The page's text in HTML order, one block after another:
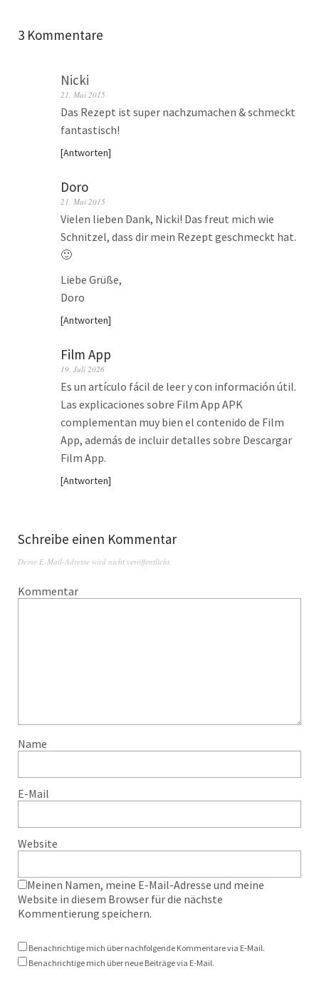
3 Kommentare
Nicki
21. Mai 2015
Das Rezept ist super nachzumachen & schmeckt
fantastisch!
Antworten
Doro
21. Mai 2015
Vielen lieben Dank, Nicki! Das freut mich wie
Schnitzel, dass dir mein Rezept geschmeckt hat.
🙂
Liebe Grüße,
Doro
Antworten
Film App
19. Juli 2026
Es un artículo fácil de leer y con información útil.
Las explicaciones sobre Film App APK
complementan muy bien el contenido de Film
App, además de incluir detalles sobre Descargar
Film App.
Antworten
Schreibe einen Kommentar
Deine E-Mail-Adresse wird nicht veröffentlicht.
Kommentar
Name
E-Mail
Website
Meinen Namen, meine E-Mail-Adresse und meine
Website in diesem Browser für die nächste
Kommentierung speichern.
Benachrichtige mich über nachfolgende Kommentare via E-Mail.
Benachrichtige mich über neue Beiträge via E-Mail.